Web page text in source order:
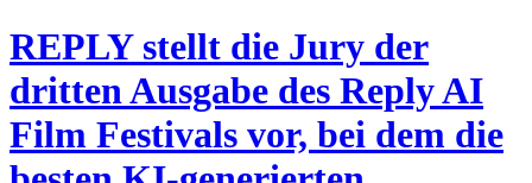
REPLY stellt die Jury der
dritten Ausgabe des Reply AI
Film Festivals vor, bei dem die